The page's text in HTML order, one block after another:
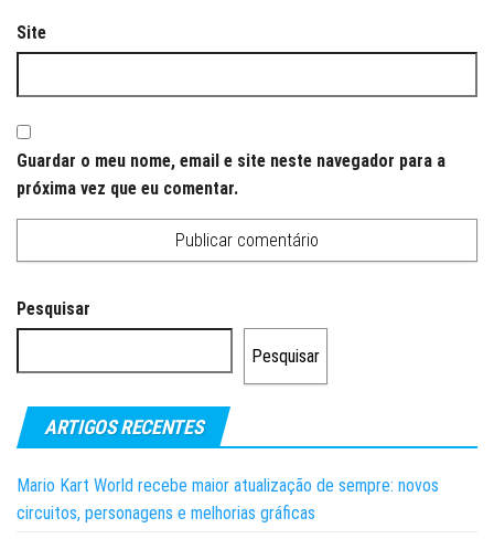
Site
Guardar o meu nome, email e site neste navegador para a
próxima vez que eu comentar.
Pesquisar
Pesquisar
ARTIGOS RECENTES
Mario Kart World recebe maior atualização de sempre: novos
circuitos, personagens e melhorias gráficas